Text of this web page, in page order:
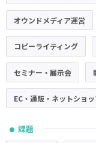
オウンドメディア運営
コピーライティング
セミナー・展示会
EC・通販・ネットショ
● 課題